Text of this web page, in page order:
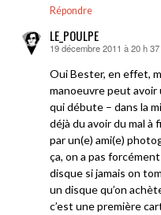
Répondre
LE_POULPE
dit :
19 décembre 2011 à 20 h
Oui Bester, en effet,
manoeuvre peut avoir
qui débute – dans la
déjà du avoir du mal à
par un(e) ami(e)
ça, on a pas
disque si jamais on
un disque qu’on
c’est une première